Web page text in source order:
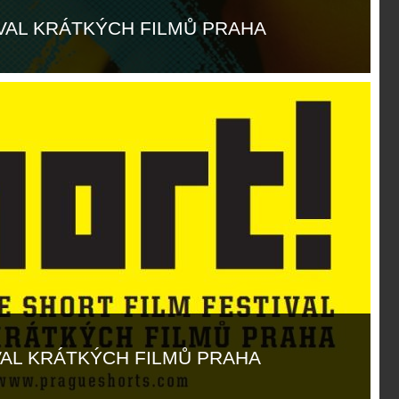
KRÁTKÝCH FILMŮ PRAHA
KRÁTKÝCH FILMŮ PRAHA